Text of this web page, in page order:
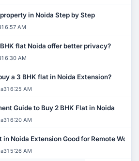
in Noida Step by Step
6:57 AM
flat Noida offer better privacy?
6:30 AM
a 3 BHK flat in Noida Extension?
6:25 AM
Guide to Buy 2 BHK Flat in Noida
6:20 AM
in Noida Extension Good for Remote Work?
5:26 AM